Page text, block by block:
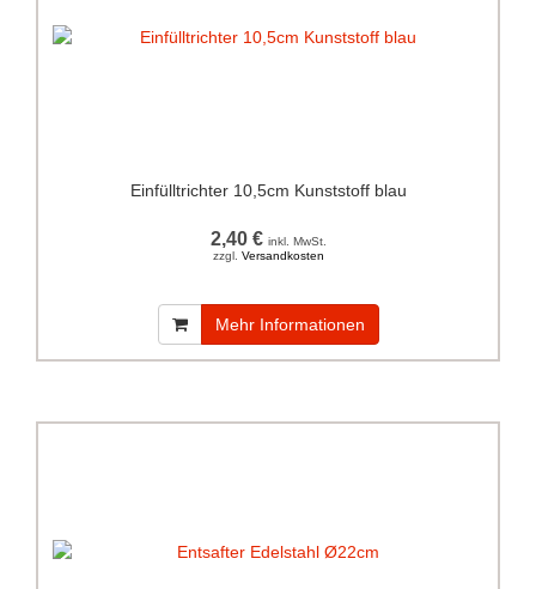
Einfülltrichter 10,5cm Kunststoff blau
2,40 € inkl. MwSt.
zzgl. Versandkosten
Mehr Informationen